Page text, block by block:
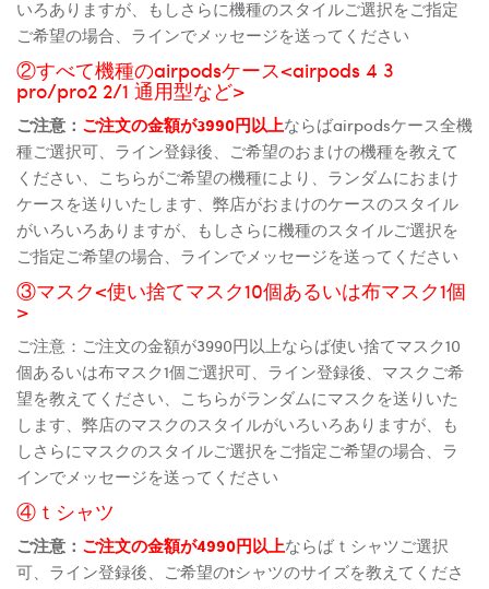
いろありますが、もしさらに機種のスタイルご選択をご指定
ご希望の場合、ラインでメッセージを送ってください
②すべて機種のairpodsケース<airpods 4 3
pro/pro2 2/1 通用型など>
ご注意： ご注文の金額が3990円以上ならばairpodsケース全機
種ご選択可、ライン登録後、ご希望のおまけの機種を教えて
ください、こちらがご希望の機種により、ランダムにおまけ
ケースを送りいたします、弊店がおまけのケースのスタイル
がいろいろありますが、もしさらに機種のスタイルご選択を
ご指定ご希望の場合、ラインでメッセージを送ってください
③マスク<使い捨てマスク10個あるいは布マスク1個
>
ご注意：ご注文の金額が3990円以上ならば使い捨てマスク10
個あるいは布マスク1個ご選択可、ライン登録後、マスクご希
望を教えてください、こちらがランダムにマスクを送りいた
します、弊店のマスクのスタイルがいろいろありますが、も
しさらにマスクのスタイルご選択をご指定ご希望の場合、ラ
インでメッセージを送ってください
④ｔシャツ
ご注意： ご注文の金額が4990円以上ならばｔシャツご選択
可、ライン登録後、ご希望のtシャツのサイズを教えてくださ